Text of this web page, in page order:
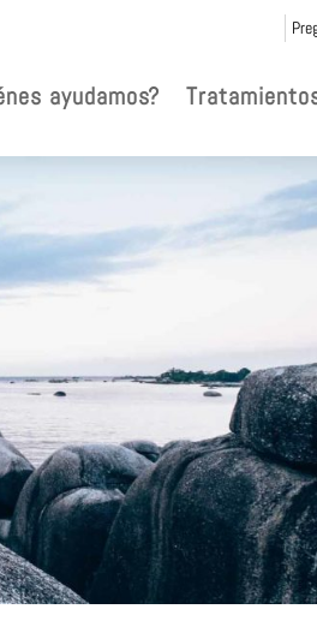
ayudamos?